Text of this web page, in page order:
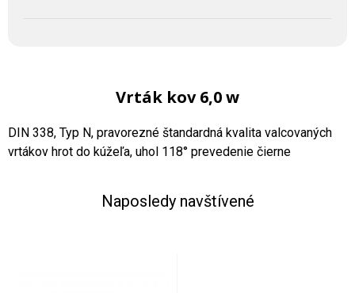
Vrták kov 6,0 w
DIN 338, Typ N, pravorezné štandardná kvalita valcovaných
vrtákov hrot do kúžeľa, uhol 118° prevedenie čierne
Naposledy navštívené